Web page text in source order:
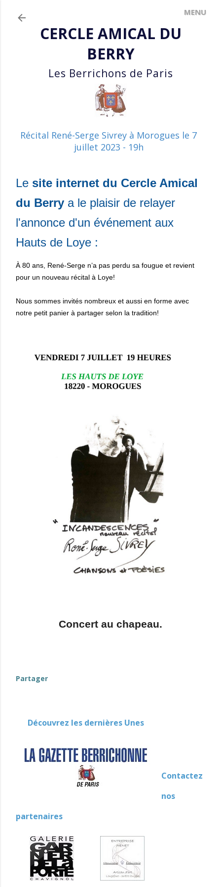
CERCLE AMICAL DU
BERRY
Les Berrichons de Paris
Récital René-Serge Sivrey à Morogues le 7
juillet 2023 - 19h
Le site internet du Cercle Amical
du Berry a le plaisir de relayer
l'annonce d'un événement aux
Hauts de Loye :
À 80 ans, René-Serge n’a pas perdu sa fougue et revient
pour un nouveau récital à Loye!
Nous sommes invités nombreux et aussi en forme avec
notre petit panier à partager selon la tradition!
Concert au chapeau.
Partager
Découvrez les dernières Unes
Contactez
nos
partenaires